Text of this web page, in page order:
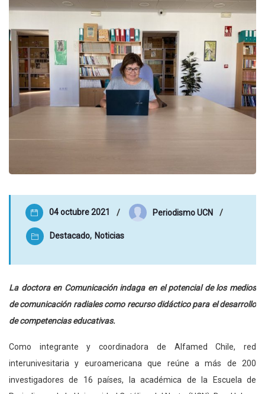
04 octubre 2021 Periodismo UCN
Destacado, Noticias
La doctora en Comunicación indaga en el potencial de los medios
de comunicación radiales como recurso didáctico para el desarrollo
de competencias educativas.
Como integrante y coordinadora de Alfamed Chile, red
interunivesitaria y euroamericana que reúne a más de 200
investigadores de 16 países, la académica de la Escuela de